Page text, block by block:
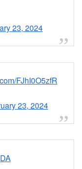
23, 2024
FJhI0O5zfR
23, 2024